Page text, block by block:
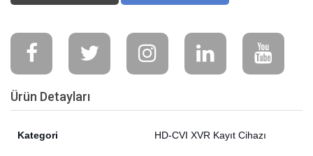
Ürün Detayları
Kategori HD-CVI XVR Kayıt Cihazı